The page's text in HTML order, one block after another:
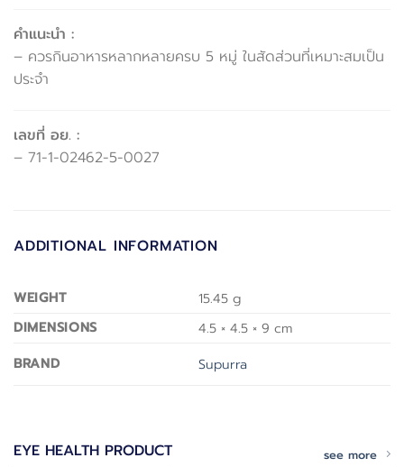
คำแนะนำ :
– ควรกินอาหารหลากหลายครบ 5 หมู่ ในสัดส่วนที่เหมาะสมเป็น
ประจำ
เลขที่ อย. :
– 71-1-02462-5-0027
ADDITIONAL INFORMATION
WEIGHT
15.45 g
DIMENSIONS
4.5 × 4.5 × 9 cm
BRAND
Supurra
EYE HEALTH PRODUCT see more